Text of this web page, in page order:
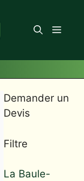
Menu
Demander un
Devis
Filtre
La Baule-